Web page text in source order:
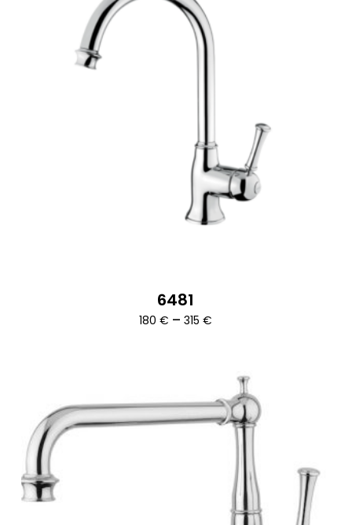
6481
180€ – 315€